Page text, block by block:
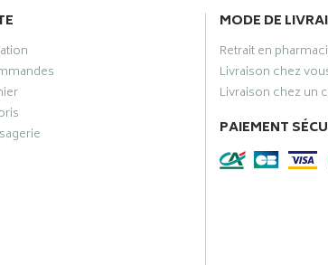
MODE DE
Retrait en
Livraison chez
Livraison chez un
PAIEMENT